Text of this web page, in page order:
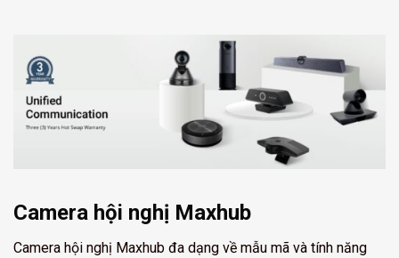
Camera hội nghị Maxhub
Camera hội nghị Maxhub đa dạng về mẫu mã và tính năng